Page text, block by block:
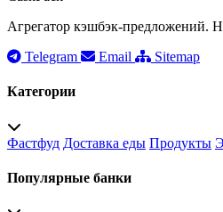
Агрегатор кэшбэк-предложений.
Telegram
Email Sitemap
Категории
Фастфуд Доставка еды Продукты
Популярные банки